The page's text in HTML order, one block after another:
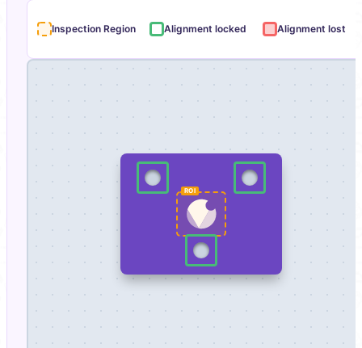
Inspection Region Alignment locked Alignment lost
ROI